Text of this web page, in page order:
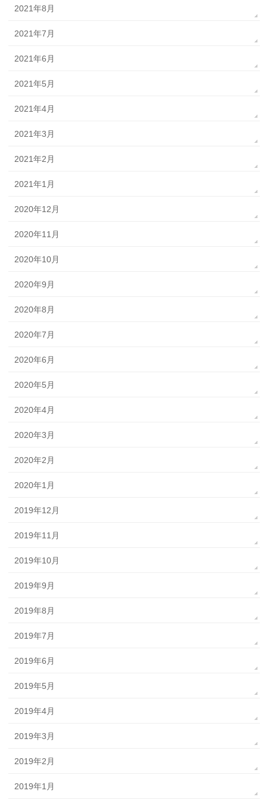
2021年8月
2021年7月
2021年6月
2021年5月
2021年4月
2021年3月
2021年2月
2021年1月
2020年12月
2020年11月
2020年10月
2020年9月
2020年8月
2020年7月
2020年6月
2020年5月
2020年4月
2020年3月
2020年2月
2020年1月
2019年12月
2019年11月
2019年10月
2019年9月
2019年8月
2019年7月
2019年6月
2019年5月
2019年4月
2019年3月
2019年2月
2019年1月